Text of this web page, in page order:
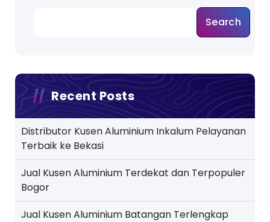
Search
Recent Posts
Distributor Kusen Aluminium Inkalum Pelayanan
Terbaik ke Bekasi
Jual Kusen Aluminium Terdekat dan Terpopuler
Bogor
Jual Kusen Aluminium Batangan Terlengkap